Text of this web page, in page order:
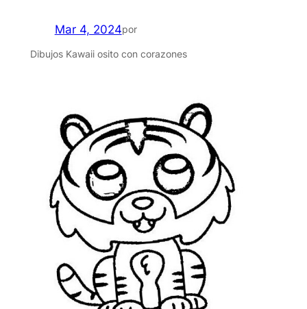
Mar 4, 2024por
Dibujos Kawaii osito con corazones